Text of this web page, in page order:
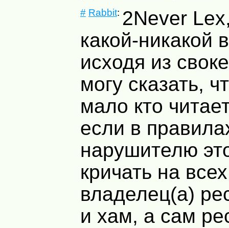
# Rabbit: 2Never
какой-никакой
исходя из
могу сказать,
мало кто
если в
нарушителю
кричать на
владелец(а)
и хам, а сам